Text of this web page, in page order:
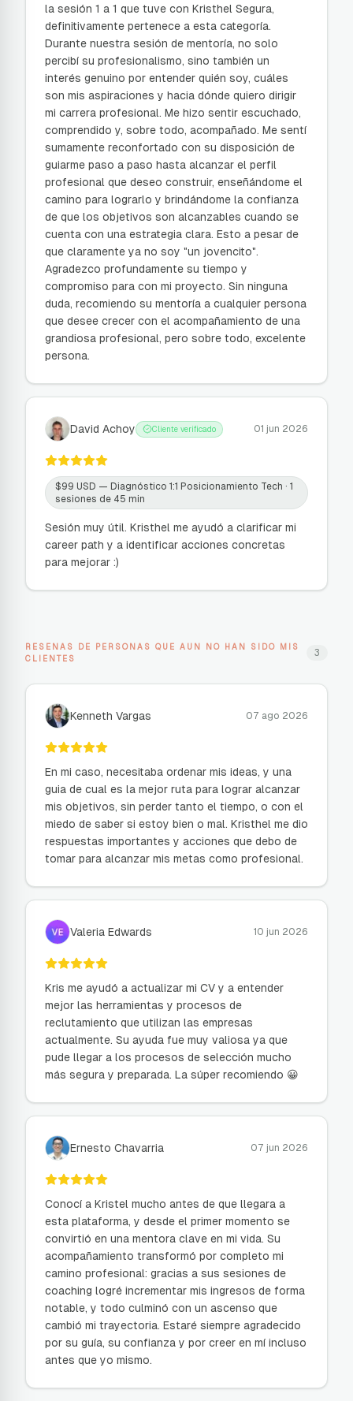
la sesión 1 a 1 que tuve con Kristhel Segura,
definitivamente pertenece a esta categoría.
Durante nuestra sesión de mentoría, no solo
percibí su profesionalismo, sino también un
interés genuino por entender quién soy, cuáles
son mis aspiraciones y hacia dónde quiero dirigir
mi carrera profesional. Me hizo sentir escuchado,
comprendido y, sobre todo, acompañado. Me sentí
sumamente reconfortado con su disposición de
guiarme paso a paso hasta alcanzar el perfil
profesional que deseo construir, enseñándome el
camino para lograrlo y brindándome la confianza
de que los objetivos son alcanzables cuando se
cuenta con una estrategia clara. Esto a pesar de
que claramente ya no soy "un jovencito".
Agradezco profundamente su tiempo y
compromiso para con mi proyecto. Sin ninguna
duda, recomiendo su mentoría a cualquier persona
que desee crecer con el acompañamiento de una
grandiosa profesional, pero sobre todo, excelente
persona.
David Achoy Cliente verificado 01 jun 2026
$99 USD — Diagnóstico 1:1 Posicionamiento Tech · 1
sesiones de 45 min
Sesión muy útil. Kristhel me ayudó a clarificar mi
career path y a identificar acciones concretas
para mejorar :)
RESENAS DE PERSONAS QUE AUN NO HAN SIDO MIS
CLIENTES
3
Kenneth Vargas 07 ago 2026
En mi caso, necesitaba ordenar mis ideas, y una
guia de cual es la mejor ruta para lograr alcanzar
mis objetivos, sin perder tanto el tiempo, o con el
miedo de saber si estoy bien o mal. Kristhel me dio
respuestas importantes y acciones que debo de
tomar para alcanzar mis metas como profesional.
Valeria Edwards 10 jun 2026
Kris me ayudó a actualizar mi CV y a entender
mejor las herramientas y procesos de
reclutamiento que utilizan las empresas
actualmente. Su ayuda fue muy valiosa ya que
pude llegar a los procesos de selección mucho
más segura y preparada. La súper recomiendo 😀
Ernesto Chavarria 07 jun 2026
Conocí a Kristel mucho antes de que llegara a
esta plataforma, y desde el primer momento se
convirtió en una mentora clave en mi vida. Su
acompañamiento transformó por completo mi
camino profesional: gracias a sus sesiones de
coaching logré incrementar mis ingresos de forma
notable, y todo culminó con un ascenso que
cambió mi trayectoria. Estaré siempre agradecido
por su guía, su confianza y por creer en mí incluso
antes que yo mismo.